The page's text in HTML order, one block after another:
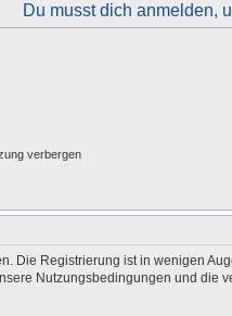
Du musst dich anmelden,
verbergen
Die Registrierung ist in wenigen
Nutzungsbedingungen und